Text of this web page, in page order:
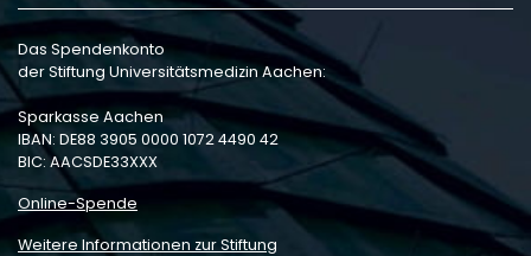
Das Spendenkonto
der Stiftung Universitätsmedizin Aachen:
Sparkasse Aachen
IBAN: DE88 3905 0000 1072 4490 42
BIC: AACSDE33XXX
Online-Spende
Weitere Informationen zur Stiftung